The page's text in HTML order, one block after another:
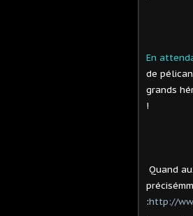
...
En
de
grands
!
Quand
:http://